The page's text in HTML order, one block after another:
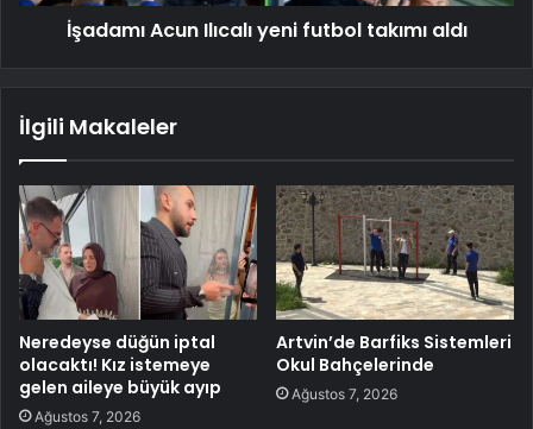
İşadamı Acun Ilıcalı yeni futbol takımı aldı
İlgili Makaleler
Neredeyse düğün iptal
olacaktı! Kız istemeye
gelen aileye büyük ayıp
Ağustos 7, 2026
Artvin’de Barfiks Sistemleri
Okul Bahçelerinde
Ağustos 7, 2026